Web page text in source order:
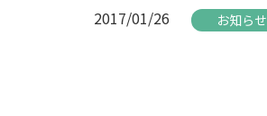
2017/01/26 お知らせ